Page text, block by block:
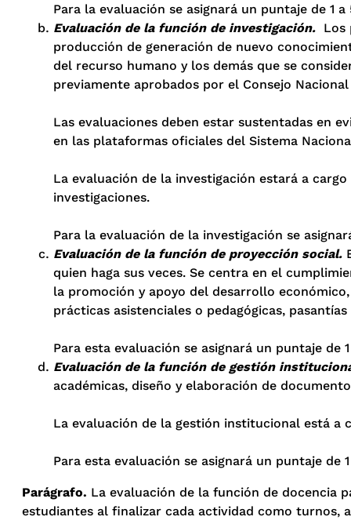
Para la evaluación se asignará un puntaje de 1
Evaluación de la función de investigación. Los
producción de generación de nuevo
del recurso humano y los demás que se
previamente aprobados por el Consejo
Las evaluaciones deben estar sustentadas en
en las plataformas oficiales del Sistema
La evaluación de la investigación estará a
investigaciones.
Para la evaluación de la investigación se
Evaluación de la función de proyección social.
quien haga sus veces. Se centra en el
la promoción y apoyo del desarrollo
prácticas asistenciales o pedagógicas,
Para esta evaluación se asignará un puntaje
Evaluación de la función de gestión
académicas, diseño y elaboración de
La evaluación de la gestión institucional está a
Para esta evaluación se asignará un puntaje
Parágrafo. La evaluación de la función de docencia
estudiantes al finalizar cada actividad como turnos,